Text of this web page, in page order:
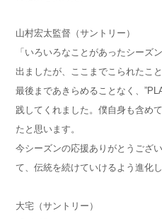
山村宏太監督（サントリー）
「いろいろなことがあったシーズ
出ましたが、ここまでこられたこ
最後まであきらめることなく、
践してくれました。僕自身も含め
たと思います。
今シーズンの応援ありがとうござ
て、伝統を続けていけるよう進化
大宅（サントリー）